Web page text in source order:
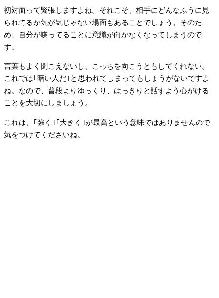
初対面って緊張しますよね。それこそ、相手にどんなふうに見
られてるか気が気じゃない場面もあることでしょう。そのた
め、自分が喋ってることに意識が向かなくなってしまうので
す。
言葉もよく聞こえないし、こっちを向こうともしてくれない。
これでは｢暗い人だ｣と思われてしまってもしょうがないですよ
ね。なので、普段よりゆっくり、はっきりと話すよう心がける
ことを大切にしましょう。
これは、｢強く｣｢大きく｣が最高という意味ではありませんので
気をつけてくださいね。